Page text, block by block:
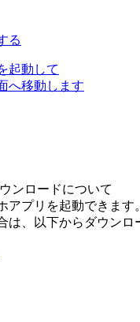
る
起動して
へ移動します
ンロードについて
アプリを起動できます
は、以下からダウンロ